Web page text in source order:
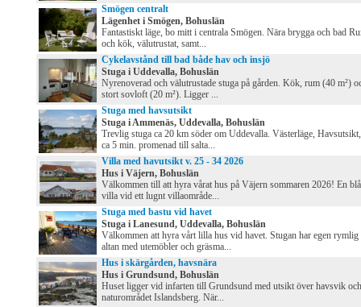
Smögen centralt
Lägenhet i Smögen, Bohuslän
Fantastiskt läge, bo mitt i centrala Smögen. Nära brygga och bad
och kök, välutrustat, samt...
Cykelavstånd till bad både hav och insjö
Stuga i Uddevalla, Bohuslän
Nyrenoverad och välutrustade stuga på gården. Kök, rum (40 m²)
stort sovloft (20 m²). Ligger ...
Stuga med havsutsikt
Stuga i Ammenäs, Uddevalla, Bohuslän
Trevlig stuga ca 20 km söder om Uddevalla. Västerläge, Havsutsikt,
ca 5 min. promenad till salta...
Villa med havutsikt v. 25 - 34 2026
Hus i Väjern, Bohuslän
Välkommen till att hyra vårat hus på Väjern sommaren 2026! En blå
villa vid ett lugnt villaområde...
Stuga med bastu vid havet
Stuga i Lanesund, Uddevalla, Bohuslän
Välkommen att hyra vårt lilla hus vid havet. Stugan har egen rymlig
altan med utemöbler och gräsma...
Hus i skärgården, havsnära
Hus i Grundsund, Bohuslän
Huset ligger vid infarten till Grundsund med utsikt över havsvik och
naturområdet Islandsberg. När...